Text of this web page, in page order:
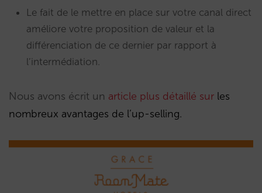
Le fait de le mettre en place sur votre canal direct
améliore votre proposition de valeur et la
différenciation de ce dernier par rapport à
l’intermédiation.
Nous avons écrit un article plus détaillé sur les
nombreux avantages de l’up-selling.